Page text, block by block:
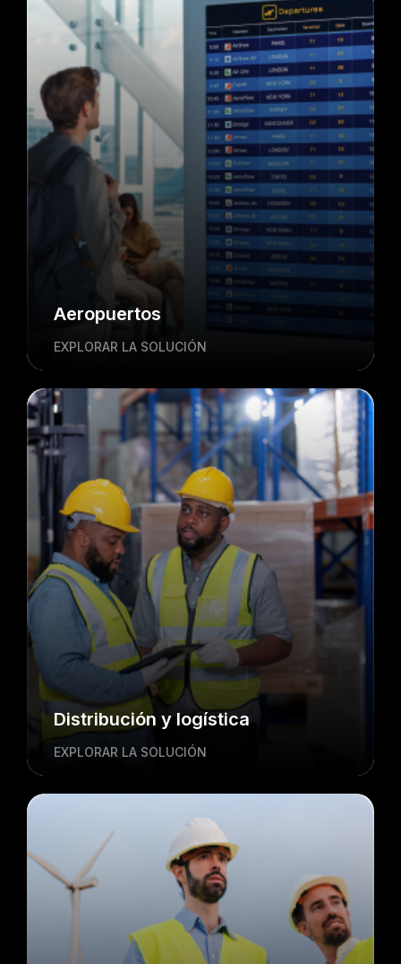
Aeropuertos
EXPLORAR LA SOLUCIÓN
Distribución y logística
EXPLORAR LA SOLUCIÓN